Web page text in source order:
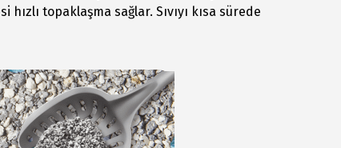
topaklaşma sağlar. Sıvıyı kısa sürede